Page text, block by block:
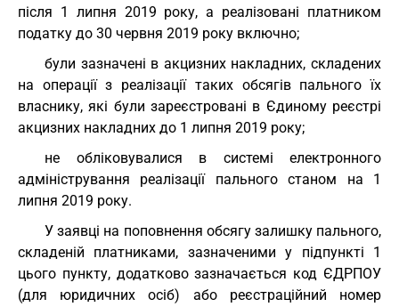
після 1 липня 2019 року, а реалізовані платником
податку до 30 червня 2019 року включно;
були зазначені в акцизних накладних, складених
на операції з реалізації таких обсягів пального їх
власнику, які були зареєстровані в Єдиному реєстрі
акцизних накладних до 1 липня 2019 року;
не обліковувалися в системі електронного
адміністрування реалізації пального станом на 1
липня 2019 року.
У заявці на поповнення обсягу залишку пального,
складеній платниками, зазначеними у підпункті 1
цього пункту, додатково зазначається код ЄДРПОУ
(для юридичних осіб) або реєстраційний номер